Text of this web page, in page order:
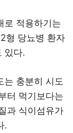
로 적용하기는
형 당뇨병 환자
있다.
는 충분히 시도
터 먹기보다는
과 식이섬유가
.